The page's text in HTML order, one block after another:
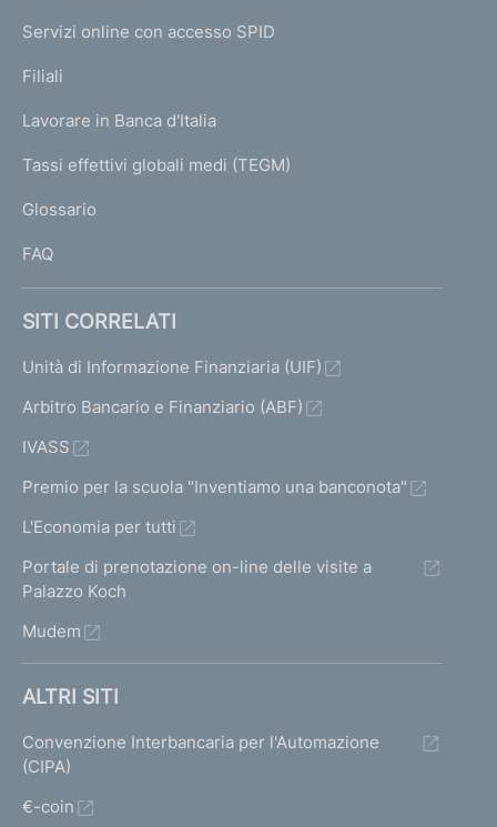
e
a
g
N
K
T
I
I
Servizi online con accesso SPID
Filiali
Lavorare in Banca d'Italia
Tassi effettivi globali medi (TEGM)
Glossario
FAQ
SITI CORRELATI
Unità di Informazione Finanziaria (UIF)
Arbitro Bancario e Finanziario (ABF)
IVASS
Premio per la scuola "Inventiamo una banconota"
L'Economia per tutti
Portale di prenotazione on-line delle visite a
Palazzo Koch
Mudem
ALTRI SITI
Convenzione Interbancaria per l'Automazione
(CIPA)
€-coin